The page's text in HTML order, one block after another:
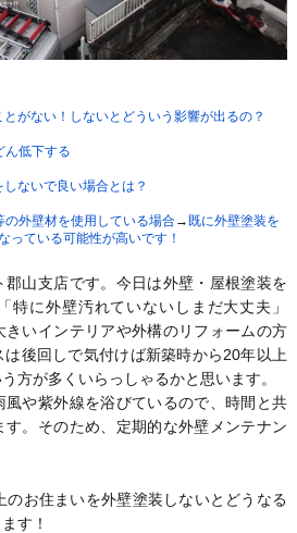
がない！しないとどういう影響が出るの？
ん低下する
ないで良い場合とは？
外壁材を使用している場合→既に外壁塗装を
っている可能性が高いです！
山支店です。今日は外壁・屋根塗装を
特に外壁汚れていないしまだ大丈夫」
きいインテリアや外構のリフォームの方
後回しで気付けば新築時から20年以上
方が多くいらっしゃるかと思います。
風や紫外線を浴びているので、時間と共
。そのため、定期的な外壁メンテナン
のお住まいを外壁塗装しないとどうなる
す！